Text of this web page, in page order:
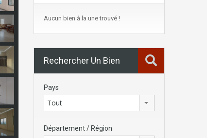
Aucun bien à la une trouvé !
Rechercher Un Bien
Pays
Tout
Département / Région